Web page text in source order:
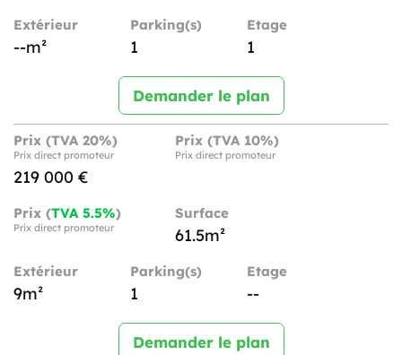
Extérieur
--m²
Parking(s)
1
Etage
1
Demander le plan
Prix (TVA 20%)
Prix direct promoteur
219 000 €
Prix (TVA 10%)
Prix direct promoteur
Prix (TVA 5.5%)
Prix direct promoteur
Surface
61.5m²
Extérieur
9m²
Parking(s)
1
Etage
--
Demander le plan